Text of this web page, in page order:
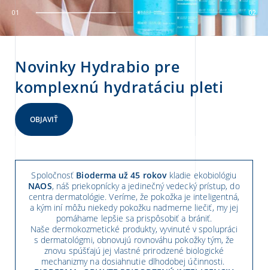
Novinky Hydrabio pre
komplexnú hydratáciu pleti
OBJAVIŤ
01 02
Spoločnosť Bioderma už 45 rokov kladie ekobiológiu
NAOS, náš priekopnícky a jedinečný vedecký prístup, do
centra dermatológie. Veríme, že pokožka je inteligentná,
a kým iní môžu niekedy pokožku nadmerne liečiť, my jej
pomáhame lepšie sa prispôsobiť a brániť.
Naše dermokozmetické produkty, vyvinuté v spolupráci
s dermatológmi, obnovujú rovnováhu pokožky tým, že
znovu spúšťajú jej vlastné prirodzené biologické
mechanizmy na dosiahnutie dlhodobej účinnosti.